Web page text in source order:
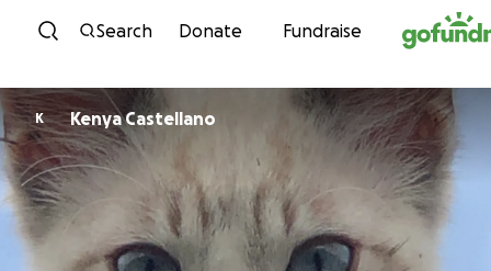
Skip to content
Search Donate Fundraise
K Kenya Castellano